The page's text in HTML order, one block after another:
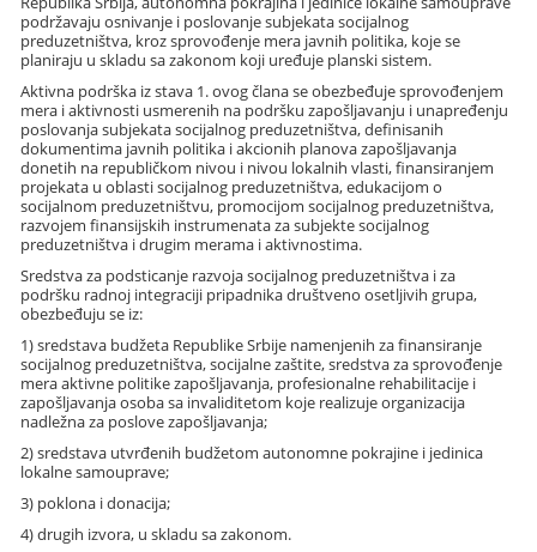
podržavaju osnivanje i poslovanje subjekata socijalnog
preduzetništva, kroz sprovođenje mera javnih politika, koje se
planiraju u skladu sa zakonom koji uređuje planski sistem.
Aktivna podrška iz stava 1. ovog člana se obezbeđuje sprovođenjem
mera i aktivnosti usmerenih na podršku zapošljavanju i unapređenju
poslovanja subjekata socijalnog preduzetništva, definisanih
dokumentima javnih politika i akcionih planova zapošljavanja
donetih na republičkom nivou i nivou lokalnih vlasti, finansiranjem
projekata u oblasti socijalnog preduzetništva, edukacijom o
socijalnom preduzetništvu, promocijom socijalnog preduzetništva,
razvojem finansijskih instrumenata za subjekte socijalnog
preduzetništva i drugim merama i aktivnostima.
Sredstva za podsticanje razvoja socijalnog preduzetništva i za
podršku radnoj integraciji pripadnika društveno osetljivih grupa,
obezbeđuju se iz:
1) sredstava budžeta Republike Srbije namenjenih za finansiranje
socijalnog preduzetništva, socijalne zaštite, sredstva za sprovođenje
mera aktivne politike zapošljavanja, profesionalne rehabilitacije i
zapošljavanja osoba sa invaliditetom koje realizuje organizacija
nadležna za poslove zapošljavanja;
2) sredstava utvrđenih budžetom autonomne pokrajine i jedinica
lokalne samouprave;
3) poklona i donacija;
4) drugih izvora, u skladu sa zakonom.